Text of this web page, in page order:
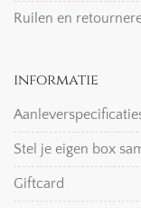
Ruilen en
informatie
Stel je eigen box
Giftcard